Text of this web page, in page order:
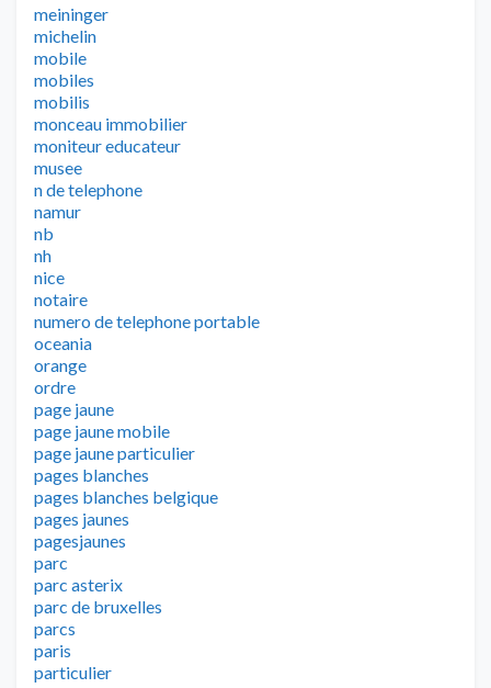
meininger
michelin
mobile
mobiles
mobilis
monceau immobilier
moniteur educateur
musee
n de telephone
namur
nb
nh
nice
notaire
numero de telephone portable
oceania
orange
ordre
page jaune
page jaune mobile
page jaune particulier
pages blanches
pages blanches belgique
pages jaunes
pagesjaunes
parc
parc asterix
parc de bruxelles
parcs
paris
particulier